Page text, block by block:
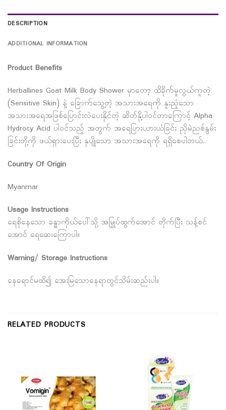
DESCRIPTION
ADDITIONAL INFORMATION
Product Benefits
Herballines Goat Milk Body Shower မှာတော့ ထိခိုက်မှုလွယ်ကူတဲ့
(Sensitive Skin) နဲ့ ခြောက်သွေ့တဲ့ အသားအရေကို နူးညံ့သော
အသားအရေအဖြစ်ပြောင်းလဲပေးနိုင်တဲ့ ဆိတ်နို့ပါဝင်တာကြောင့် Alpha
Hydrocy Acid ပါဝင်သည့် အတွက် အရေပြားယားယံခြင်း ညိုမဲညစ်နွမ်း
ခြင်းတို့ကို ဖယ်ရှားပေးပြီး နုပျိုသော အသားအရေကို ရရှိစေပါတယ်..
Country Of Origin
Myanmar
Usage Instructions
ရေစိုနေသော ခန္ဓာကိုယ်ပေါ်သို့ အမြှုပ်ထွက်အောင် တိုက်ပြီး သန့်စင်
အောင် ရေဆေးကြောပါ။
Warning/ Storage Instructions
နေရောင်မထိ၍ အေးမြသောနေရာတွင်သိမ်းဆည်းပါ။
RELATED PRODUCTS